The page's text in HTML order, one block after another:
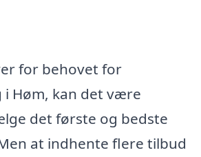
for behovet for
Høm, kan det være
det første og bedste
at indhente flere tilbud